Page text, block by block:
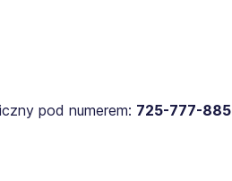
pod numerem: 725-777-885​